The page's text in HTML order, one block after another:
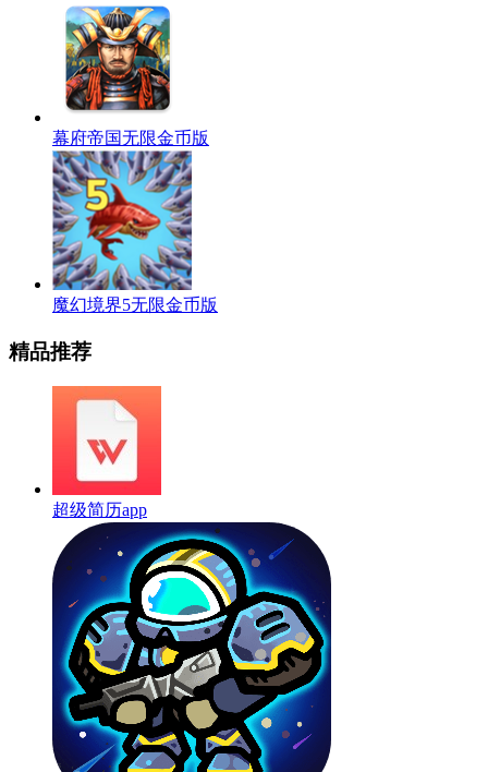
幕府帝国无限金币版
魔幻境界5无限金币版
精品推荐
超级简历app